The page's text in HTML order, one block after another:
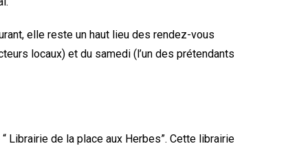
elle reste un haut lieu des rendez-vous
locaux) et du samedi (l’un des prétendants
Librairie de la place aux Herbes”. Cette librairie